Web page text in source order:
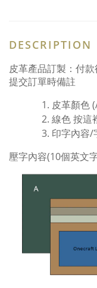
DESCRIPTION
皮革產品訂製：付
提交訂單時備註
皮革顏色
線色按這
印字內容/
壓字內容(10個英文